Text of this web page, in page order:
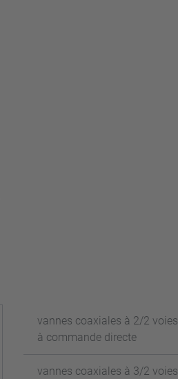
vannes coaxiales à 2/2 voies
à commande directe
vannes coaxiales à 3/2 voies